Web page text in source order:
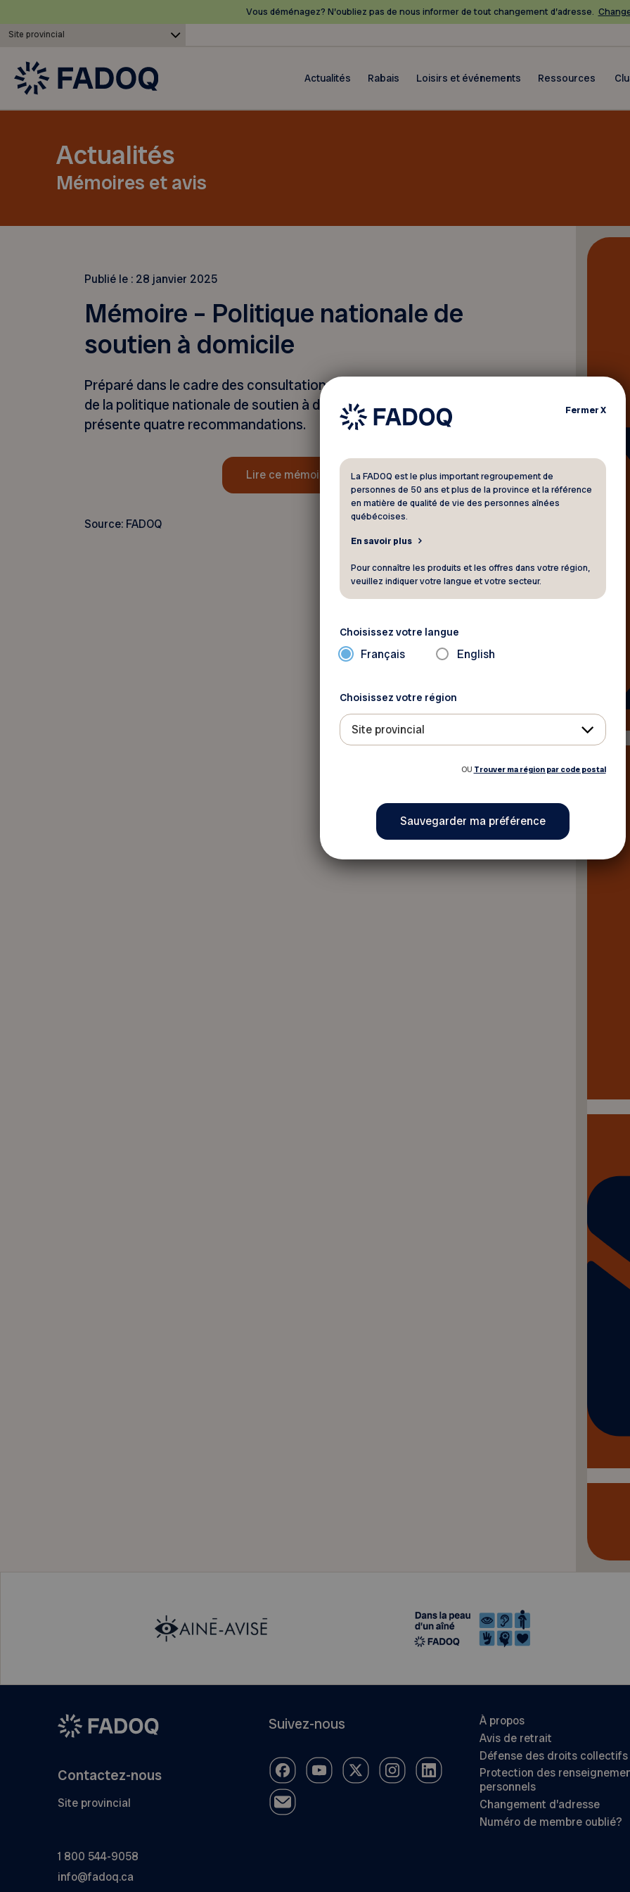
Vous déménagez? N’oubliez pas de nous informer de tout changement d’adresse.
Site provincial
Actualités Rabais Loisirs et événements Ressources
Actualités
Mémoires et avis
Publié le : 28 janvier 2025
Mémoire – Politique nationale de
soutien à domicile
Préparé dans le cadre des consultations en vue de l’élaboration
de la politique nationale de soutien à domicile, ce mémoire
présente quatre recommandations.
Lire ce mémoire
Source: FADOQ
Retour aux actualités
Contactez-nous
Site provincial
1 800 544-9058
info@fadoq.ca
Suivez-nous
À propos
Avis de retrait
Défense des droits collectifs
Protection des
personnels
Changement d’adresse
Numéro de membre oublié?
FermerX
La FADOQ est le plus important regroupement de
personnes de 50 ans et plus de la province et la référence
en matière de qualité de vie des personnes aînées
québécoises.
En savoir plus
Pour connaître les produits et les offres dans votre région,
veuillez indiquer votre langue et votre secteur.
Choisissez votre langue
Français English
Choisissez votre région
Site provincial
OU Trouver ma région par code postal